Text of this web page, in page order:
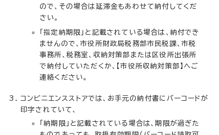
ので、その場合は延滞金もあわせて納付してくだ
さい。
「指定納期限」と記載されている場合は、納付でき
ませんので、市役所財政局税務部市民税課、市税
事務所、税務室、収納対策部または区役所出張所
で納付していただくか、【市役所収納対策部】へご
連絡ください。
コンビニエンスストアでは、お手元の納付書にバーコードが
印字されていて、
「納期限」と記載されている場合は、期限が過ぎた